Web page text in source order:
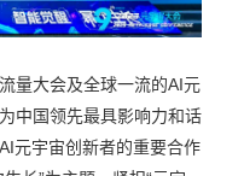
量大会及全球一流的AI元
中国领先最具影响力和话
元宇宙创新者的重要合作